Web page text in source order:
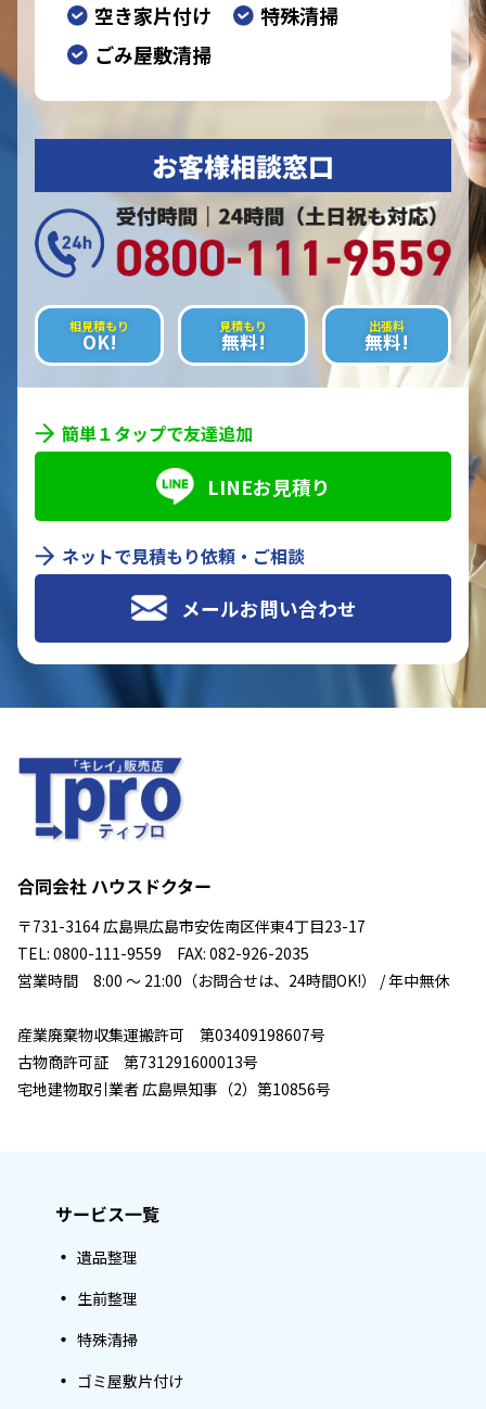
空き家片付け
特殊清掃
ごみ屋敷清掃
お客様相談窓口
相見積もり
OK!
見積もり
無料!
出張料
無料!
簡単１タップで友達追加
LINEお見積り
ネットで見積もり依頼・ご相談
メールお問い合わせ
合同会社 ハウスドクター
〒731-3164 広島県広島市安佐南区伴東4丁目23-17
TEL: 0800-111-9559 FAX: 082-926-2035
営業時間 8:00 ～ 21:00（お問合せは、24時間OK!） / 年中無休
産業廃棄物収集運搬許可 第03409198607号
古物商許可証 第731291600013号
宅地建物取引業者 広島県知事（2）第10856号
サービス一覧
遺品整理
生前整理
特殊清掃
ゴミ屋敷片付け